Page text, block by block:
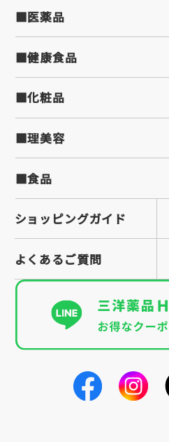
■医薬品
■健康食品
■化粧品
■理美容
■食品
ショッピングガイド
よくあるご質問